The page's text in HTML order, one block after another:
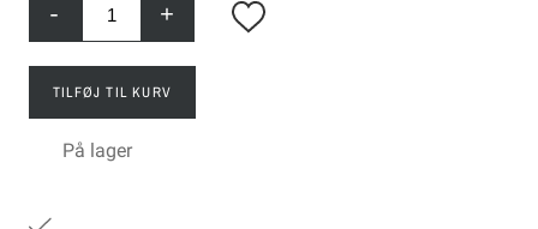
- +
TILFØJ TIL KURV
På lager